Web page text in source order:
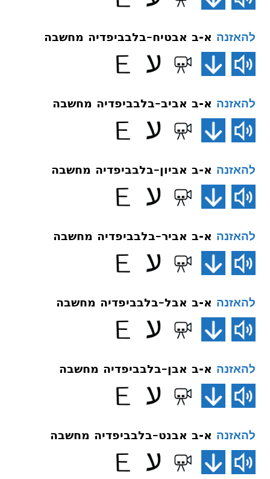
להאזנה א-ב אבטיח–בלבביפדיה מחשבה
להאזנה א-ב אביב–בלבביפדיה מחשבה
להאזנה א-ב אביון–בלבביפדיה מחשבה
להאזנה א-ב אביר–בלבביפדיה מחשבה
להאזנה א-ב אבל–בלבביפדיה מחשבה
להאזנה א-ב אבן–בלבביפדיה מחשבה
להאזנה א-ב אבנט–בלבביפדיה מחשבה